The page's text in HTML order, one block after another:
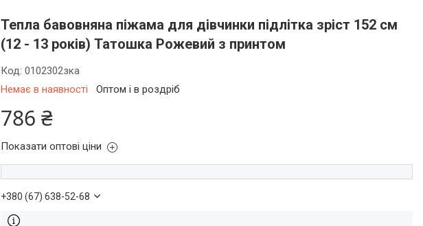
Тепла бавовняна піжама для дівчинки підлітка зріст 152 см
(12 - 13 років) Татошка Рожевий з принтом
Немає в наявності Оптом і в роздріб
Код:0102302зка
786 ₴
Показати оптові ціни
+380 (67) 638-52-68